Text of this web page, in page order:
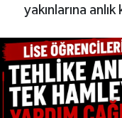
yakınlarına